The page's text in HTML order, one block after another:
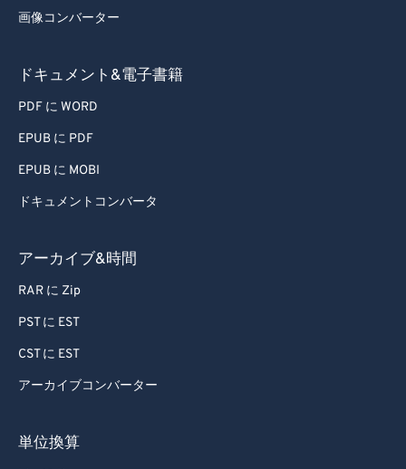
画像コンバーター
ドキュメント&電子書籍
PDF に WORD
EPUB に PDF
EPUB に MOBI
ドキュメントコンバータ
アーカイブ&時間
RAR に Zip
PST に EST
CST に EST
アーカイブコンバーター
単位換算